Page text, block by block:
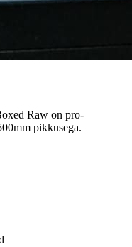
Raw on pro-
pikkusega.